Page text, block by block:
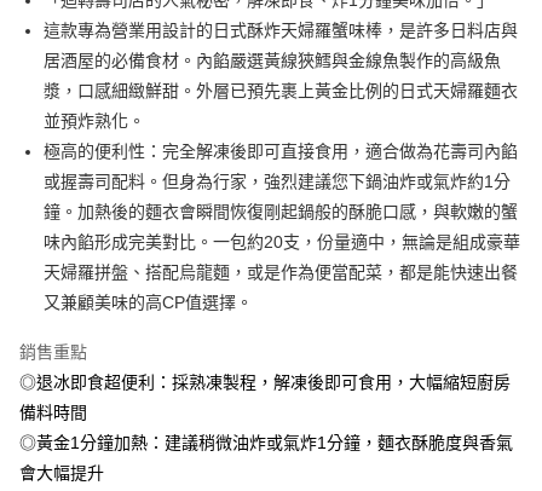
華南商業銀行
彰化商業銀行
上海商業儲蓄銀行
台北富邦商業銀行
國泰世華商業銀行
兆豐國際商業銀行
臺灣中小企業銀行
台中商業銀行
匯豐（台灣）商業銀行
聯邦商業銀行
元大商業銀行
永豐商業銀行
玉山商業銀行
星展（台灣）商業銀行
台新國際商業銀行
中國信託商業銀行
台灣樂天信用卡公司
華南商業銀行
彰化商業銀行
上海商業儲蓄銀行
台北富邦商業銀行
國泰世華商業銀行
兆豐國際商業銀行
臺灣中小企業銀行
匯豐（台灣）商業銀行
華泰商業銀行
聯邦商業銀行
遠東國際商業銀行
元大商業銀行
永豐商業銀行
玉山商業銀行
星展（台灣）商業銀行
台新國際商業銀行
中國信託商業銀行
台灣樂天信用卡公司
LINE Pay
Apple Pay
街口支付
悠遊付
Google Pay
ATM付款
貨到付款
運送方式
冷凍7-11取貨(快速到店，到貨後4天內需取貨)
每筆NT$150，滿NT$999(含以上)免運費
冷凍宅配-抗凍紙箱裝(可備註改保麗龍箱)
這款專為營業用設計的日式酥炸天婦羅蟹味棒，是許多日料店與
居酒屋的必備食材。內餡嚴選黃線狹鱈與金線魚製作的高級魚
漿，口感細緻鮮甜。外層已預先裹上黃金比例的日式天婦羅麵衣
並預炸熟化。
極高的便利性：完全解凍後即可直接食用，適合做為花壽司內餡
或握壽司配料。但身為行家，強烈建議您下鍋油炸或氣炸約1分
鐘。加熱後的麵衣會瞬間恢復剛起鍋般的酥脆口感，與軟嫩的蟹
味內餡形成完美對比。一包約20支，份量適中，無論是組成豪華
天婦羅拼盤、搭配烏龍麵，或是作為便當配菜，都是能快速出餐
又兼顧美味的高CP值選擇。
銷售重點
◎退冰即食超便利：採熟凍製程，解凍後即可食用，大幅縮短廚房
備料時間
◎黃金1分鐘加熱：建議稍微油炸或氣炸1分鐘，麵衣酥脆度與香氣
會大幅提升